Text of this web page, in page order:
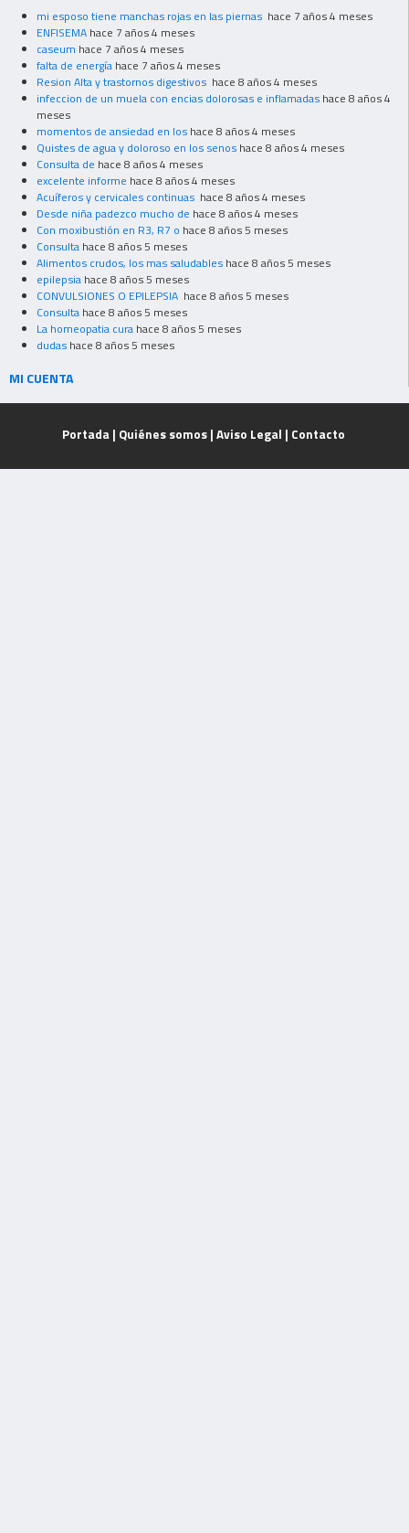
mi esposo tiene manchas rojas en las piernas hace 7 años 4 meses
ENFISEMA hace 7 años 4 meses
caseum hace 7 años 4 meses
falta de energía hace 7 años 4 meses
Resion Alta y trastornos digestivos hace 8 años 4 meses
infeccion de un muela con encias dolorosas e inflamadas hace 8 años 4
meses
momentos de ansiedad en los hace 8 años 4 meses
Quistes de agua y doloroso en los senos hace 8 años 4 meses
Consulta de hace 8 años 4 meses
excelente informe hace 8 años 4 meses
Acuíferos y cervicales continuas hace 8 años 4 meses
Desde niña padezco mucho de hace 8 años 4 meses
Con moxibustión en R3, R7 o hace 8 años 5 meses
Consulta hace 8 años 5 meses
Alimentos crudos, los mas saludables hace 8 años 5 meses
epilepsia hace 8 años 5 meses
CONVULSIONES O EPILEPSIA hace 8 años 5 meses
Consulta hace 8 años 5 meses
La homeopatia cura hace 8 años 5 meses
dudas hace 8 años 5 meses
MI CUENTA
Portada | Quiénes somos| Aviso Legal | Contacto